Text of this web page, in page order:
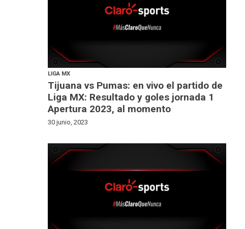
LIGA MX
Tijuana vs Pumas: en vivo el partido de
Liga MX: Resultado y goles jornada 1
Apertura 2023, al momento
30 junio, 2023